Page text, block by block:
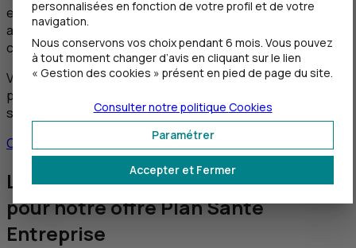
en place un contrat de complémentaire santé salariés
adapté à votre association et à votre convention
collective.
Vous choisissez les niveaux des garanties souhaités et
permettez à vos salariés de les compléter s’ils le
souhaitent avec une option individuelle.
Contacter un conseiller
Les exemples de remboursement
pour notre offre Plan Santé
Entreprise
personnalisées en fonction de votre profil et de votre
navigation.
Nous conservons vos choix pendant 6 mois. Vous pouvez
à tout moment changer d’avis en cliquant sur le lien
« Gestion des cookies » présent en pied de page du site.
Accepter et Fermer
Paramétrer
Consulter notre politique Cookies